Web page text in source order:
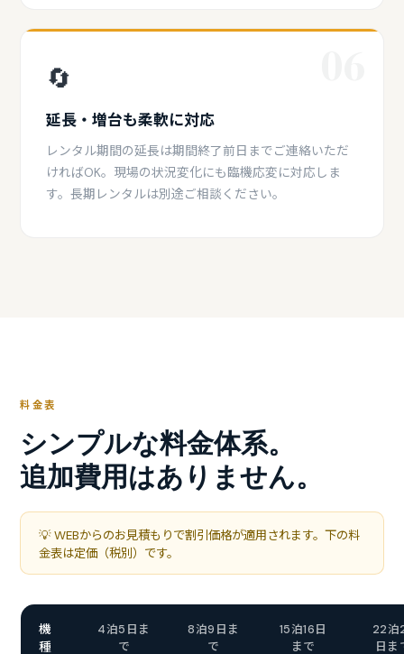
🔄
延長・増台も柔軟に対応
レンタル期間の延長は期間終了前日までご連絡いただ
ければOK。現場の状況変化にも臨機応変に対応しま
す。長期レンタルは別途ご相談ください。
料金表
シンプルな料金体系。
追加費用はありません。
💡 WEBからのお見積もりで割引価格が適用されます。下の料
金表は定価（税別）です。
機
種
4泊5日ま
で
8泊9日ま
で
15泊16日
まで
22泊
日ま